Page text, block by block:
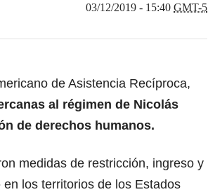
03/12/2019 - 15:40 GMT-5
de Asistencia Recíproca,
al régimen de Nicolás
de derechos humanos.
medidas de restricción, ingreso y
los territorios de los Estados